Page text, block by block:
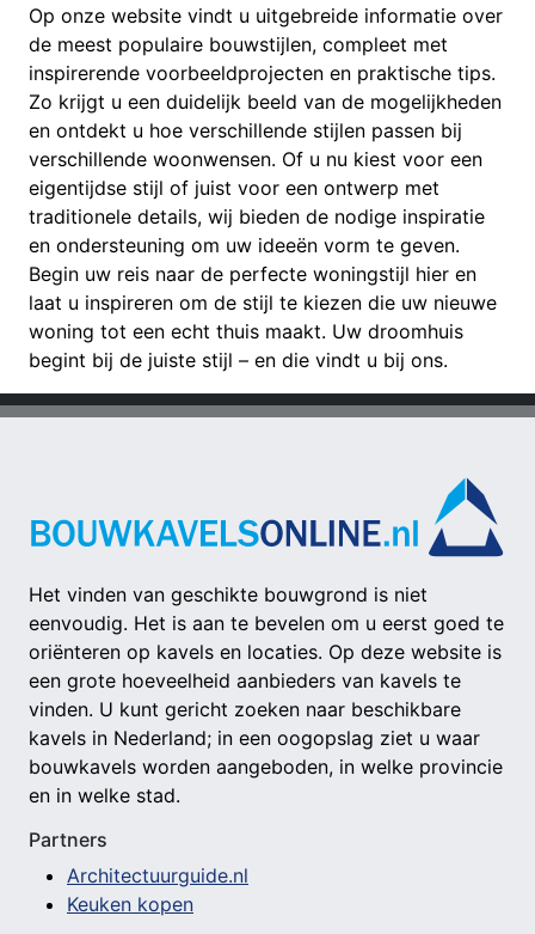
Op onze website vindt u uitgebreide informatie over
de meest populaire bouwstijlen, compleet met
inspirerende voorbeeldprojecten en praktische tips.
Zo krijgt u een duidelijk beeld van de mogelijkheden
en ontdekt u hoe verschillende stijlen passen bij
verschillende woonwensen. Of u nu kiest voor een
eigentijdse stijl of juist voor een ontwerp met
traditionele details, wij bieden de nodige inspiratie
en ondersteuning om uw ideeën vorm te geven.
Begin uw reis naar de perfecte woningstijl hier en
laat u inspireren om de stijl te kiezen die uw nieuwe
woning tot een echt thuis maakt. Uw droomhuis
begint bij de juiste stijl – en die vindt u bij ons.
Het vinden van geschikte bouwgrond is niet
eenvoudig. Het is aan te bevelen om u eerst goed te
oriënteren op kavels en locaties. Op deze website is
een grote hoeveelheid aanbieders van kavels te
vinden. U kunt gericht zoeken naar beschikbare
kavels in Nederland; in een oogopslag ziet u waar
bouwkavels worden aangeboden, in welke provincie
en in welke stad.
Partners
Architectuurguide.nl
Keuken kopen